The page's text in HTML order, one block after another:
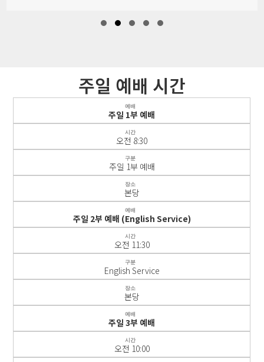
주일 예배 시간
예배
주일 1부 예배
시간
오전 8:30
구분
주일 1부 예배
장소
본당
예배
주일 2부 예배 (English Service)
시간
오전 11:30
구분
English Service
장소
본당
예배
주일 3부 예배
시간
오전 10:00